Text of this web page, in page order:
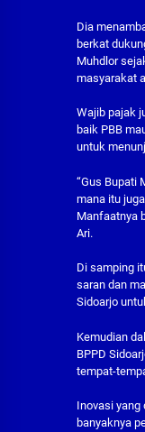
Dia
berkat
Muhdlor
masyarakat
Wajib pajak
baik PBB
untuk
“Gus Bupati
mana itu
Manfaatnya
Ari.
Di samping
saran dan
Sidoarjo
Kemudian
BPPD
tempat-
Inovasi yang
banyaknya